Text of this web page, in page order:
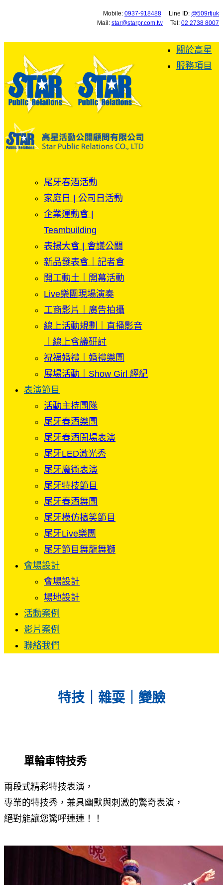
Mobile: 0937-918488 Line ID: @509rfjuk
Mail: star@starpr.com.tw Tel: 02 2738 8007
關於高星
服務項目
尾牙春酒活動
家庭日 | 公司日活動
企業運動會 |
Teambuilding
表揚大會 | 會議公關
新品發表會｜記者會
開工動土｜開幕活動
Live樂團現場演奏
工商影片｜廣告拍攝
線上活動規劃｜直播影音
｜線上會議研討
祝福婚禮｜婚禮樂團
展場活動｜Show Girl 經紀
表演節目
活動主持團隊
尾牙春酒樂團
尾牙春酒開場表演
尾牙LED激光秀
尾牙魔術表演
尾牙特技節目
尾牙春酒舞團
尾牙模仿搞笑節目
尾牙Live樂團
尾牙節目舞龍舞獅
會場設計
會場設計
場地設計
活動案例
影片案例
聯絡我們
特技｜雜耍｜變臉
單輪車特技秀
兩段式精彩特技表演，
專業的特技秀，兼具幽默與刺激的驚奇表演，
絕對能讓您驚呼連連！！